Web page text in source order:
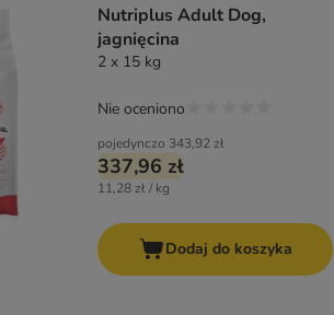
Nutriplus Adult Dog,
jagnięcina
2 x 15 kg
pojedynczo 343,92 zł
337,96 zł
11,28 zł / kg
Nie oceniono
Dodaj do koszyka